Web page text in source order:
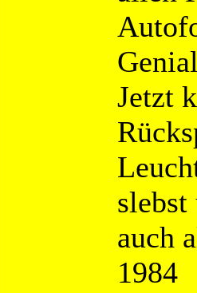
Jetzt
slebst
auch
1984